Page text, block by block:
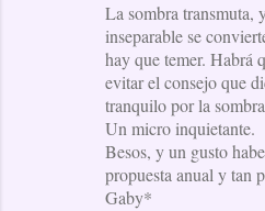
La sombra transmuta,
inseparable se
hay que temer. Habrá
evitar el consejo que
tranquilo por la
Un micro inquietante.
Besos, y un gusto
propuesta anual y tan
Gaby*